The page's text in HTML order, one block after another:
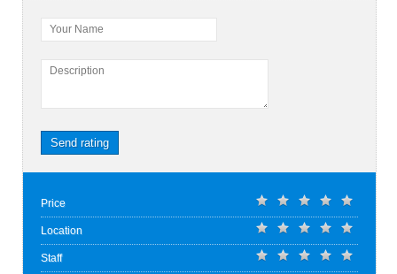
Your Name
Description
Send rating
Price
Location
Staff